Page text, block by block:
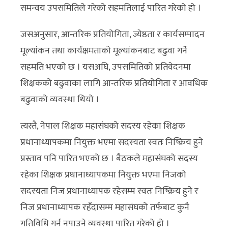
समन्वय उपसमितिले गरेको सहमतिलाई पारित गरेको हो ।
जसअनुसार, आन्तरिक प्रतियोगिता, ज्येष्ठता र कार्यसम्पादन
मूल्यांकन तथा कार्यक्षमताको मूल्यांकनबाट बढुवा गर्ने
सहमति भएको छ । यसअघि, उपसमितिको प्रतिवेदनमा
शिक्षकको बढुवाका लागि आन्तरिक प्रतियोगिता र आवधिक
बढुवाको व्यवस्था थियो ।
त्यस्तै, नेपाल शिक्षक महासंघको सदस्य रहेका शिक्षक
प्रधानाध्यापकमा नियुक्त भएमा सदस्यता स्वतः निष्क्रिय हुने
प्रस्ताव पनि पारित भएको छ । बैठकले महासंघको सदस्य
रहेका शिक्षक प्रधानाध्यापकमा नियुक्त भएमा निजको
सदस्यता निज प्रधानाध्यापक रहेसम्म स्वतः निष्क्रिय हुने र
निज प्रधानाध्यापक रहँदासम्म महासंघको तर्फबाट कुनै
गतिविधि गर्न नपाउने व्यवस्था पारित गरेको हो ।